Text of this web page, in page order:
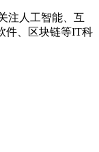
注人工智能、互
件、区块链等IT科